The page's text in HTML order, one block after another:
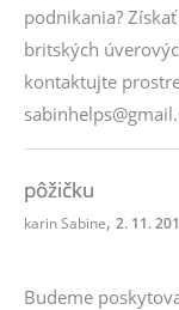
podnikania?
britských
kontaktujte
pôžičku
karin Sabine, 2. 11.
Budeme